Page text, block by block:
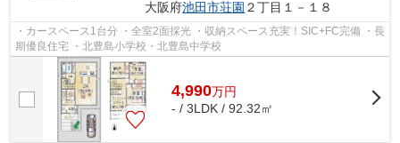
大阪府池田市荘園 ２丁目１－１８
・カースペース1台分 ・全室2面採光 ・収納スペース充実！SIC+FC完備 ・長
期優良住宅 ・北豊島小学校・北豊島中学校
4,990万円
- / 3LDK / 92.32㎡